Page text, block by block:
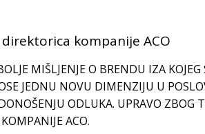
kompanije ACO
MIŠLJENJE O BRENDU IZA KOJEG
JEDNU NOVU DIMENZIJU U
ODLUKA. UPRAVO ZBOG
ACO.